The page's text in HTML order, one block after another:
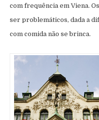
com frequência em Viena.
ser problemáticos, dada a
com comida não se brinca.